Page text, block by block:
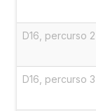
D16, percurso 2
D16, percurso 3